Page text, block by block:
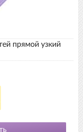
прямой узкий